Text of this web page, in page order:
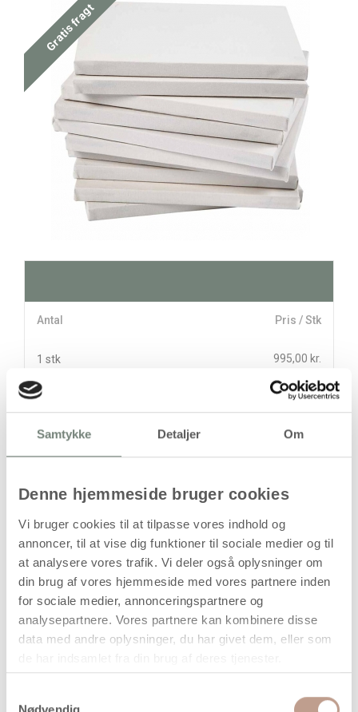
Samtykke Detaljer Om
Denne hjemmeside bruger cookies
Vi bruger cookies til at tilpasse vores indhold og
annoncer, til at vise dig funktioner til sociale medier og til
at analysere vores trafik. Vi deler også oplysninger om
din brug af vores hjemmeside med vores partnere inden
for sociale medier, annonceringspartnere og
analysepartnere. Vores partnere kan kombinere disse
data med andre oplysninger, du har givet dem, eller som
Gratis fragt
Antal Pris / Stk
1 stk 995,00 kr.
995,00kr.
(796,00kr.ekskl. moms)
Din bestilling er først bindende,
når vi har bekræftet din ordre.